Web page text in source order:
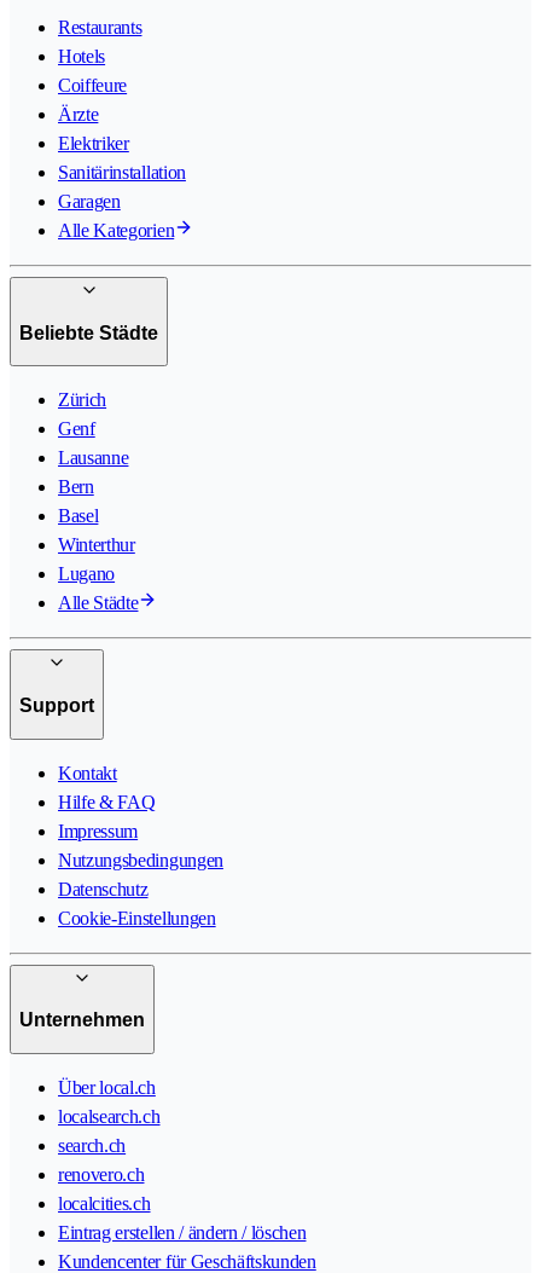
Restaurants
Hotels
Coiffeure
Ärzte
Elektriker
Sanitärinstallation
Garagen
Alle Kategorien
Beliebte Städte
Zürich
Genf
Lausanne
Bern
Basel
Winterthur
Lugano
Alle Städte
Support
Kontakt
Hilfe & FAQ
Impressum
Nutzungsbedingungen
Datenschutz
Cookie-Einstellungen
Unternehmen
Über local.ch
localsearch.ch
search.ch
renovero.ch
localcities.ch
Eintrag erstellen / ändern / löschen
Kundencenter für Geschäftskunden